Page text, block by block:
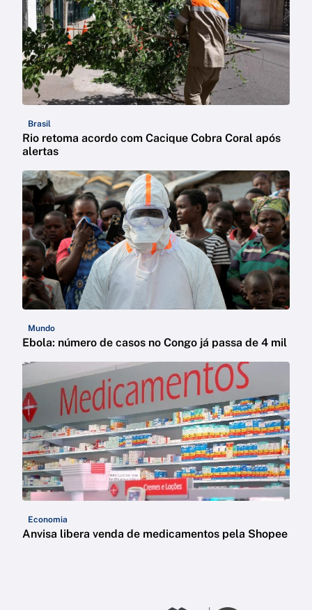
Brasil
Rio retoma acordo com Cacique Cobra Coral após
alertas
Mundo
Ebola: número de casos no Congo já passa de 4 mil
Economia
Anvisa libera venda de medicamentos pela Shopee